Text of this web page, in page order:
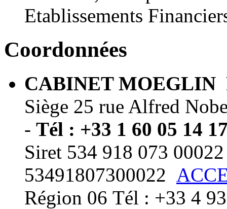
Etablissements
Coordonnées
CABINET MOEGLIN
Siège 25 rue Alfred
- Tél : +33 1 60 05 14
Siret 534 918 073
53491807300022
Région 06 Tél : +33 4